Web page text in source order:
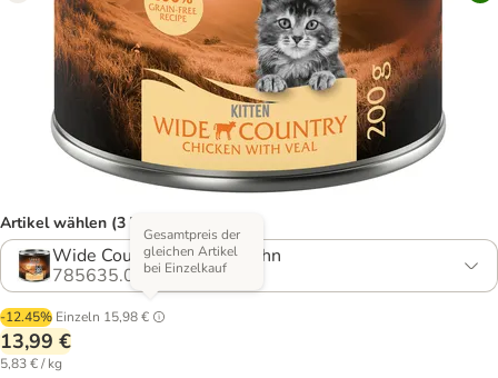
Artikel wählen (3 Varianten)
Wide Country - Kalb & Huhn
785635.0
-12.45% Einzeln 15,98 €
Gesamtpreis der
gleichen Artikel
bei Einzelkauf
13,99 €
5,83 € / kg